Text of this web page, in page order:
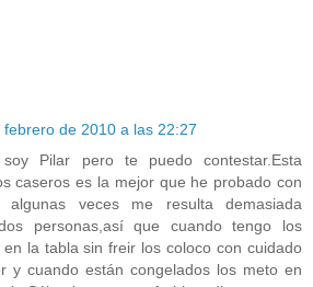
febrero de 2010 a las 22:27
Pilar pero te puedo contestar.Esta
caseros es la mejor que he probado con
algunas veces me resulta demasiada
personas,así que cuando tengo los
la tabla sin freir los coloco con cuidado
y cuando están congelados los meto en